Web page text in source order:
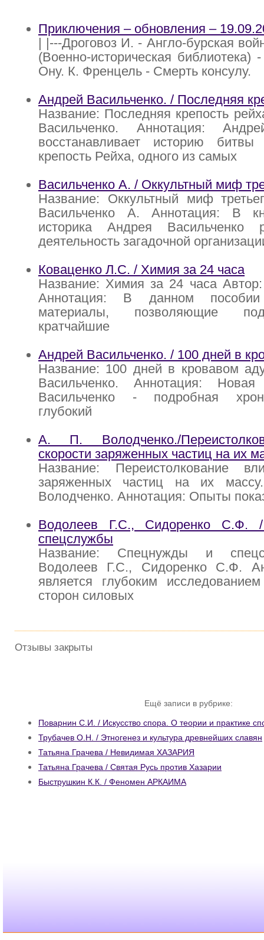
Приключения – обновления –
| |---Дроговоз И. - Англо-бурская
(Военно-историческая
Ону. К. Френцель - Смерть консулу.
Андрей Васильченко. / Последняя
Название: Последняя крепость
Васильченко. Аннотация:
восстанавливает историю
крепость Рейха, одного из самых
Васильченко А. / Оккультный миф
Название: Оккультный миф
Васильченко А. Аннотация: В
историка Андрея Васильченко
деятельность загадочной
Коваценко Л.C. / Химия за 24 часа
Название: Химия за 24 часа
Аннотация: В данном пособии
материалы, позволяющие
кратчайшие
Андрей Васильченко. / 100 дней в
Название: 100 дней в кровавом
Васильченко. Аннотация:
Васильченко - подробная
глубокий
А. П. Володченко./
скорости заряженных частиц на их
Название: Переистолкование
заряженных частиц на их
Володченко. Аннотация: Опыты
Водолеев Г.С., Сидоренко С.Ф.
спецслужбы
Название: Спецнужды и
Водолеев Г.С., Сидоренко С.Ф.
является глубоким
сторон силовых
Отзывы закрыты
Ещё записи в рубрике:
Поварнин С.И. / Искусство спора. О теории и практике
Трубачев О.Н. / Этногенез и культура древнейших славян
Татьяна Грачева / Невидимая ХАЗАРИЯ
Татьяна Грачева / Святая Русь против Хазарии
Быструшкин К.К. / Феномен АРКАИМА